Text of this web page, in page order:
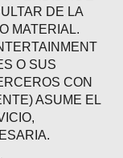
DE LA
MATERIAL.
O SUS
CON
ASUME EL